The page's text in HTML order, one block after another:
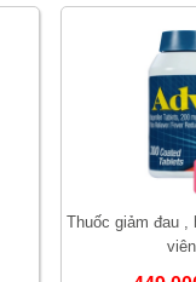
Thuốc giảm đau ,